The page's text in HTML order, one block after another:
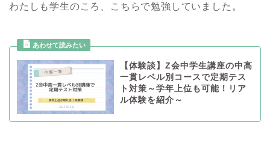
わたしも学生のころ、こちらで勉強していました。
【体験談】Z会中学生講座の中高
一貫レベル別コースで定期テス
ト対策～学年上位も可能！リア
ル体験を紹介～